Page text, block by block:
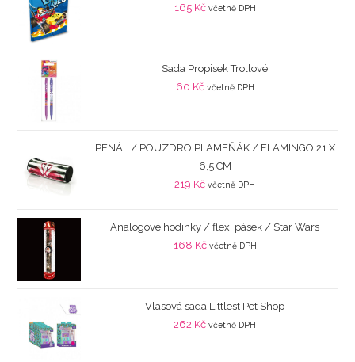
165 Kč včetně DPH
Sada Propisek Trollové
60 Kč včetně DPH
PENÁL / POUZDRO PLAMEŇÁK / FLAMINGO 21 X
6,5 CM
219 Kč včetně DPH
Analogové hodinky / flexi pásek / Star Wars
168 Kč včetně DPH
Vlasová sada Littlest Pet Shop
262 Kč včetně DPH